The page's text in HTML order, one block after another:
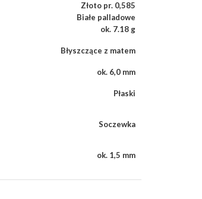
Złoto pr. 0,585
Białe palladowe
ok. 7.18 g
Błyszczące z matem
ok. 6,0 mm
Płaski
Soczewka
ok. 1,5 mm